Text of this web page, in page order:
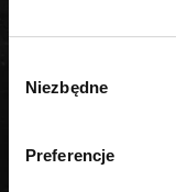
zgody
Niezbędne
Preferencje